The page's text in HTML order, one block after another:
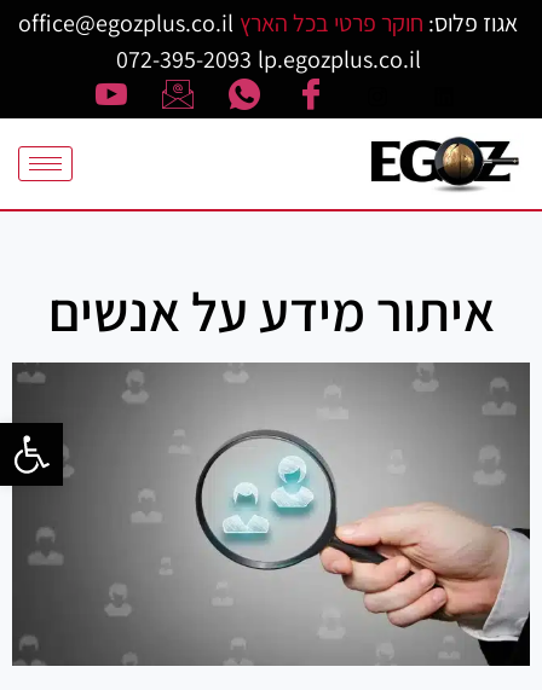
פתח
אגוז פלוס: חוקר פרטי בכל הארץ office@egozplus.co.il
lp.egozplus.co.il
072-395-2093
איתור מידע על אנשים